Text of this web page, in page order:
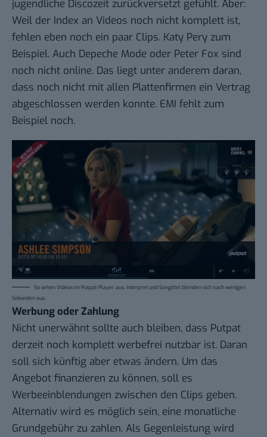
jugendliche Discozeit zurückversetzt gefühlt. Aber:
Weil der Index an Videos noch nicht komplett ist,
fehlen eben noch ein paar Clips. Katy Pery zum
Beispiel. Auch Depeche Mode oder Peter Fox sind
noch nicht online. Das liegt unter anderem daran,
dass noch nicht mit allen Plattenfirmen ein Vertrag
abgeschlossen werden konnte. EMI fehlt zum
Beispiel noch.
So sehen Videos im Putpat-Player aus. Interpret und Songtitel blenden sich nach wenigen
Sekunden aus.
Werbung oder Zahlung
Nicht unerwähnt sollte auch bleiben, dass Putpat
derzeit noch komplett werbefrei nutzbar ist. Daran
soll sich künftig aber etwas ändern. Um das
Angebot finanzieren zu können, soll es
Werbeeinblendungen zwischen den Clips geben.
Alternativ wird es möglich sein, eine monatliche
Grundgebühr zu zahlen. Als Gegenleistung wird